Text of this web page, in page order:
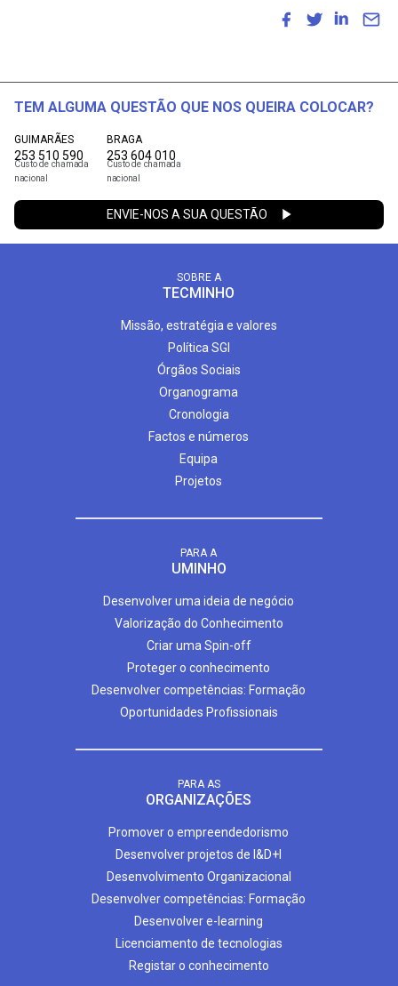
TEM ALGUMA QUESTÃO QUE NOS QUEIRA COLOCAR?
GUIMARÃES
253 510 590
Custo de chamada
nacional
BRAGA
253 604 010
Custo de chamada
nacional
ENVIE-NOS A SUA QUESTÃO
SOBRE A
TECMINHO
Missão, estratégia e valores
Política SGI
Órgãos Sociais
Organograma
Cronologia
Factos e números
Equipa
Projetos
PARA A
UMINHO
Desenvolver uma ideia de negócio
Valorização do Conhecimento
Criar uma Spin-off
Proteger o conhecimento
Desenvolver competências: Formação
Oportunidades Profissionais
PARA AS
ORGANIZAÇÕES
Promover o empreendedorismo
Desenvolver projetos de I&D+I
Desenvolvimento Organizacional
Desenvolver competências: Formação
Desenvolver e-learning
Licenciamento de tecnologias
Registar o conhecimento